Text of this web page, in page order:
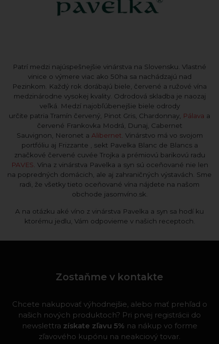
Patrí medzi najúspešnejšie vinárstva na Slovensku. Vlastné
vinice o výmere viac ako 50ha sa nachádzajú nad
Pezinkom. Každý rok dorábajú biele, červené a ružové vína
medzinárodne vysokej kvality. Odrodová skladba je naozaj
veľká. Medzí najobľúbenejšie biele odrody
určite patria Tramín červený, Pinot Gris, Chardonnay, Pálava a
červené Frankovka Modrá, Dunaj, Cabernet
Sauvignon, Neronet a Alibernet . Vinárstvo má vo svojom
portfóliu aj Frizzante , sekt Pavelka Blanc de Blancs a
značkové červené cuvée Trojka a prémiovú barikovú radu
PAVES . Vína z vinárstva Pavelka a syn sú oceňované nie len
na popredných domácich, ale aj zahraničných výstavách. Sme
radi, že všetky tieto oceňované vína nájdete na našom
obchode jasomvíno.sk.
A na otázku aké víno z vinárstva Pavelka a syn sa hodí ku
ktorému jedlu, Vám odpovieme v našich receptoch.
Zostaňme v kontakte
Chcete nakupovať výhodnejšie, alebo mať prehľad o
našich nových produktoch? Pri prvej registrácii do
newslettra získate zľavu 5% na nákup vo forme
zľavového kupónu na neakciový tovar.